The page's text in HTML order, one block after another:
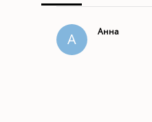
А Анна